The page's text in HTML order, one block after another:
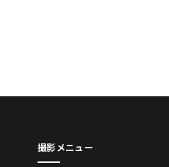
撮影メニュー